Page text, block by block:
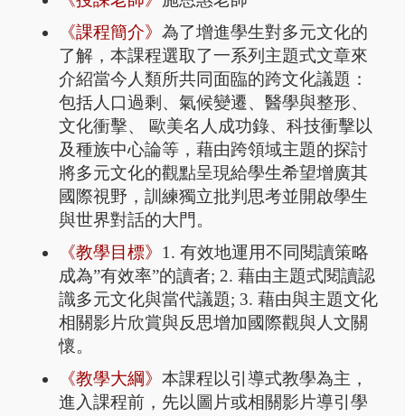
《課程簡介》 為了增進學生對多元文化的
了解，本課程選取了一系列主題式文章來
介紹當今人類所共同面臨的跨文化議題：
包括人口過剩、氣候變遷、醫學與整形、
文化衝擊、 歐美名人成功錄、科技衝擊以
及種族中心論等，藉由跨領域主題的探討
將多元文化的觀點呈現給學生希望增廣其
國際視野，訓練獨立批判思考並開啟學生
與世界對話的大門。
《教學目標》 1. 有效地運用不同閱讀策略
成為”有效率”的讀者; 2. 藉由主題式閱讀認
識多元文化與當代議題; 3. 藉由與主題文化
相關影片欣賞與反思增加國際觀與人文關
懷。
《教學大綱》 本課程以引導式教學為主，
進入課程前，先以圖片或相關影片導引學